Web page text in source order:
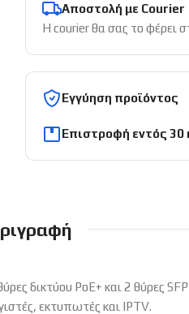
Αποστολή με Courier
Η courier θα σας το φέρει
Εγγύηση προϊόντος
Επιστροφή εντός 30
δικτύου PoE+ και 2 θύρες
εκτυπωτές και IPTV.